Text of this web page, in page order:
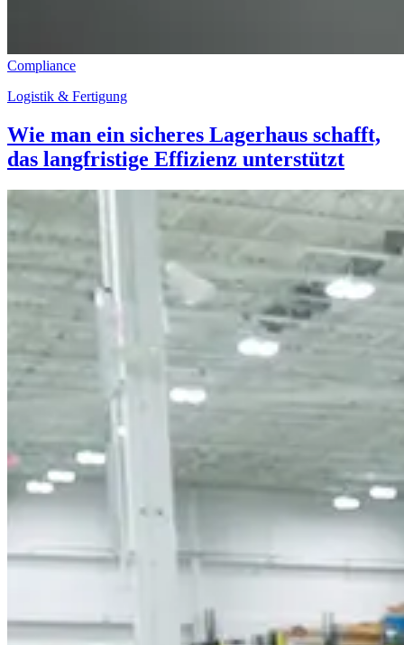
Compliance
Logistik & Fertigung
Wie man ein sicheres Lagerhaus schafft,
das langfristige Effizienz unterstützt